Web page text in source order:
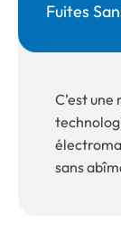
Fuites
C’est
sans